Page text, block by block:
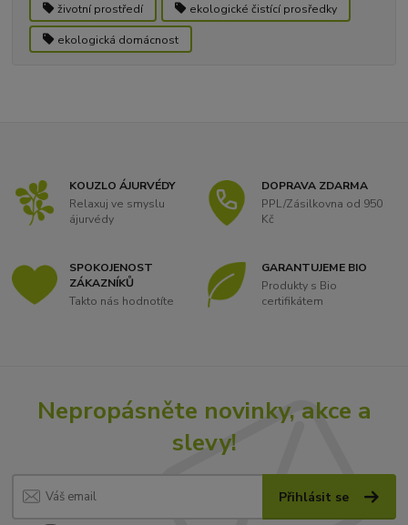
životní prostředí ekologické čistící prosředky
ekologická domácnost
KOUZLO ÁJURVÉDY
Relaxuj ve smyslu
ájurvédy
DOPRAVA ZDARMA
PPL/Zásilkovna od 950
Kč
SPOKOJENOST
ZÁKAZNÍKŮ
Takto nás hodnotíte
GARANTUJEME BIO
Produkty s Bio
certifikátem
Nepropásněte novinky, akce a
slevy!
Přihlásit se